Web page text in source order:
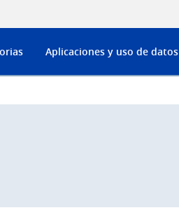
Aplicaciones y uso de datos